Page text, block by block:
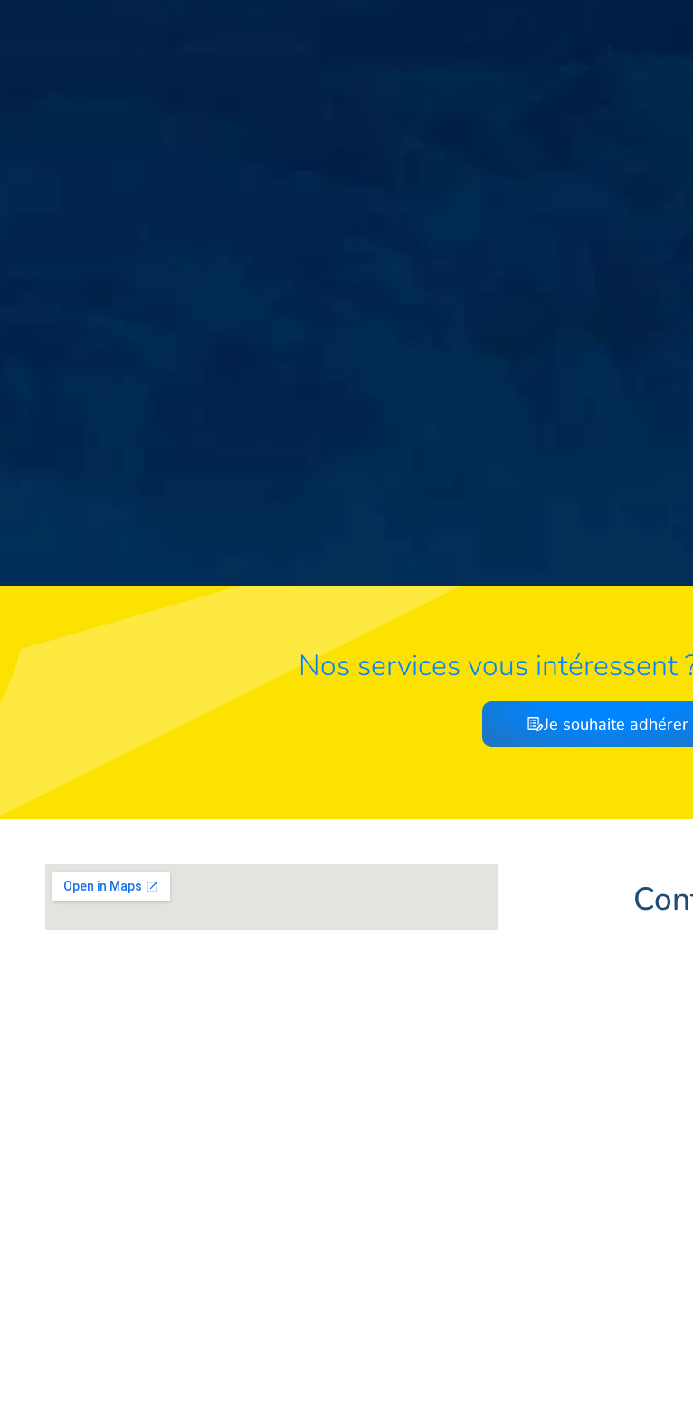
Nos services vous intéressent
Je souhaite adhérer